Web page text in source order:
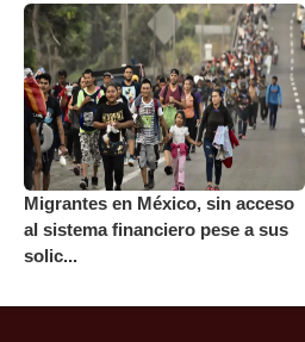
Migrantes en México, sin acceso
al sistema financiero pese a sus
solic...